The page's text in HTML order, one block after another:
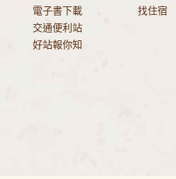
電子書下載
交通便利站
好站報你知
找住宿